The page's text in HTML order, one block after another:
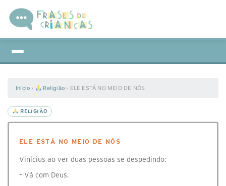
Início › Religião › ELE ESTÁ NO MEIO DE NÓS
RELIGIÃO
ELE ESTÁ NO MEIO DE NÓS
Vinícius ao ver duas pessoas se despedindo:
– Vá com Deus.